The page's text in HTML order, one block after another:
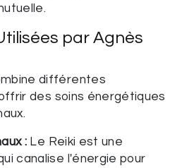
par Agnès
différentes
des soins énergétiques
: Le Reiki est une
canalise l'énergie pour